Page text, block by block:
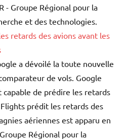
- Groupe Régional pour la
et des technologies.
retards des avions avant les
a dévoilé la toute nouvelle
de vols. Google
de prédire les retards
prédit les retards des
aériennes est apparu en
Régional pour la